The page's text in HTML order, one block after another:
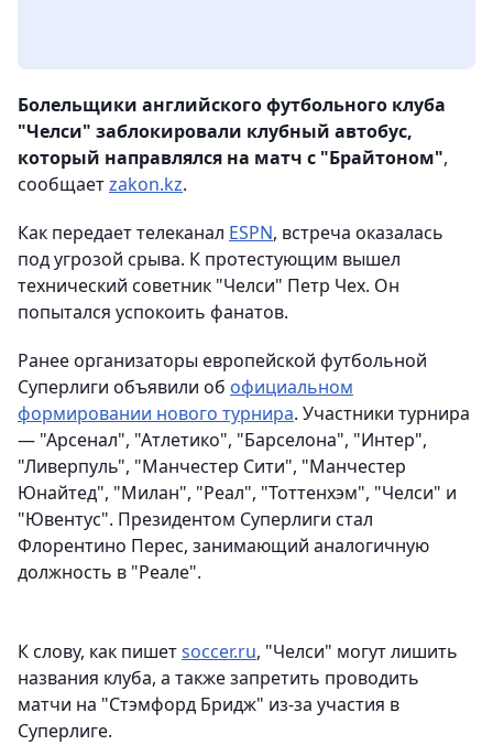
Болельщики английского футбольного клуба
"Челси" заблокировали клубный автобус,
который направлялся на матч с "Брайтоном",
сообщаетzakon.kz.
Как передает телеканал ESPN, встреча оказалась
под угрозой срыва. К протестующим вышел
технический советник "Челси" Петр Чех. Он
попытался успокоить фанатов.
Ранее организаторы европейской футбольной
Суперлиги объявили об официальном
формировании нового турнира. Участники турнира
— "Арсенал", "Атлетико", "Барселона", "Интер",
"Ливерпуль", "Манчестер Сити", "Манчестер
Юнайтед", "Милан", "Реал", "Тоттенхэм", "Челси" и
"Ювентус". Президентом Суперлиги стал
Флорентино Перес, занимающий аналогичную
должность в "Реале".
К слову, как пишетsoccer.ru, "Челси" могут лишить
названия клуба, а также запретить проводить
матчи на "Стэмфорд Бридж" из-за участия в
Суперлиге.